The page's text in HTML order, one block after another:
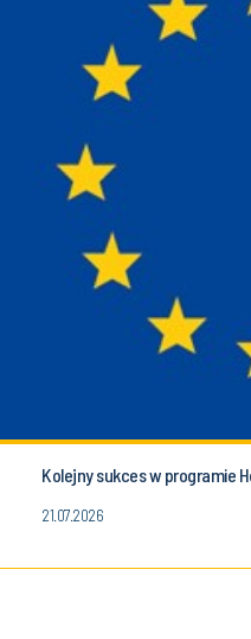
Kolejny sukces w programie
21.07.2026